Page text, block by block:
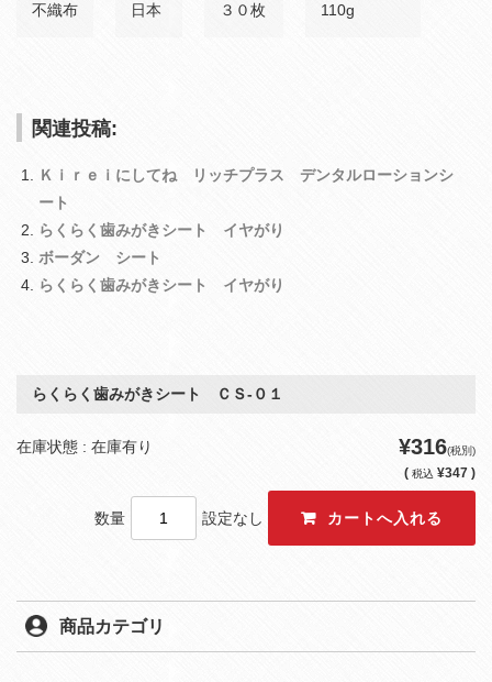
不織布 日本 ３０枚 110g
関連投稿:
Ｋｉｒｅｉにしてね リッチプラス デンタルローションシ
ート
らくらく歯みがきシート イヤがり
ボーダン シート
らくらく歯みがきシート イヤがり
らくらく歯みがきシート ＣＳ‐０１
在庫状態 : 在庫有り ¥316(税別)
( 税込 ¥347 )
数量 設定なし
商品カテゴリ